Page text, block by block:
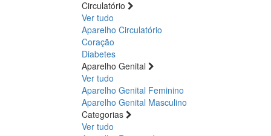
Circulatório
Ver tudo
Aparelho Circulatório
Coração
Diabetes
Aparelho Genital
Ver tudo
Aparelho Genital Feminino
Aparelho Genital Masculino
Categorias
Ver tudo